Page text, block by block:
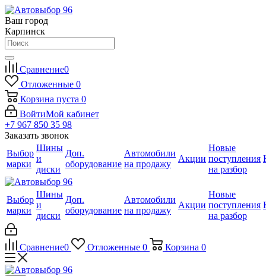
Ваш город
Карпинск
Сравнение0
Отложенные 0
Корзина пуста 0
ВойтиМой кабинет
+7 967 850 35 98
Заказать звонок
Выбор
марки
Шины
и
диски
Доп.
оборудование
Автомобили
на продажу
Акции
Новые
поступления
на разбор
Выбор
марки
Шины
и
диски
Доп.
оборудование
Автомобили
на продажу
Акции
Новые
поступления
на разбор
Сравнение0 Отложенные 0 Корзина 0